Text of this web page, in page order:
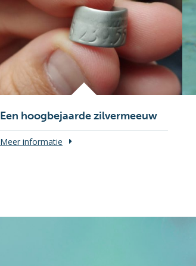
Een hoogbejaarde zilvermeeuw
Meer informatie